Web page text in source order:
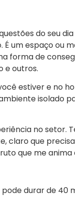
do seu
um espaço ou
forma de
e outros.
estiver e no
isolado
no setor.
claro que
que me anima
durar de 40